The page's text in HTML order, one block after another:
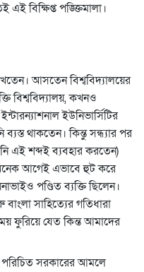
এই বিক্ষিপ্ত পঙ্ক্তিমালা।
আসতেন বিশ্ববিদ্যালয়ের
বিশ্ববিদ্যালয়, কখনও
ইউনিভার্সিটির
ব্যস্ত থাকতেন। কিন্তু সন্ধ্যার পর
এই শব্দই ব্যবহার করতেন)
অনেক আগেই এভাবে হুট করে
পণ্ডিত ব্যক্তি ছিলেন।
সাহিত্যের গতিধারা
ফুরিয়ে যেত কিন্ত আমাদের
সরকারের আমলে